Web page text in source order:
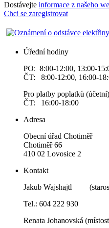
Dostávejte informace z našeho
Chci se zaregistrovat
Úřední hodiny
PO: 8:00-12:00, 13:00-
ČT: 8:00-12:00, 16:00-
Pro platby poplatků
ČT: 16:00-18:00
Adresa
Obecní úřad Chotiměř
Chotiměř 66
410 02 Lovosice 2
Kontakt
Jakub Wajshajtl
Tel.: 604 222 930
Renata Johanovská